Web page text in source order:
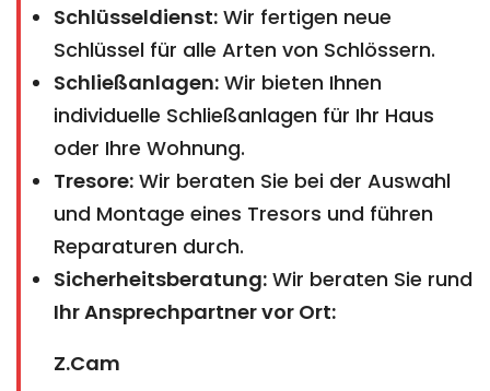
Schlüsseldienst: Wir fertigen neue
Schlüssel für alle Arten von Schlössern.
Schließanlagen: Wir bieten Ihnen
individuelle Schließanlagen für Ihr Haus
oder Ihre Wohnung.
Tresore: Wir beraten Sie bei der Auswahl
und Montage eines Tresors und führen
Reparaturen durch.
Sicherheitsberatung: Wir beraten Sie rund
Ihr Ansprechpartner vor Ort:
Z.Cam